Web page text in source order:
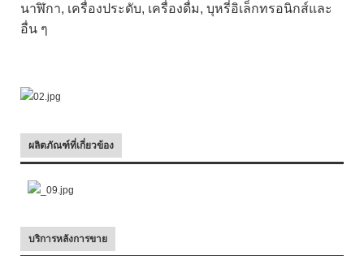
นาฬิกา, เครื่องประดับ, เครื่องดื่ม, บุหรี่อิเล็กทรอนิกส์และ
อื่น ๆ
ผลิตภัณฑ์ที่เกี่ยวข้อง
บริการหลังการขาย